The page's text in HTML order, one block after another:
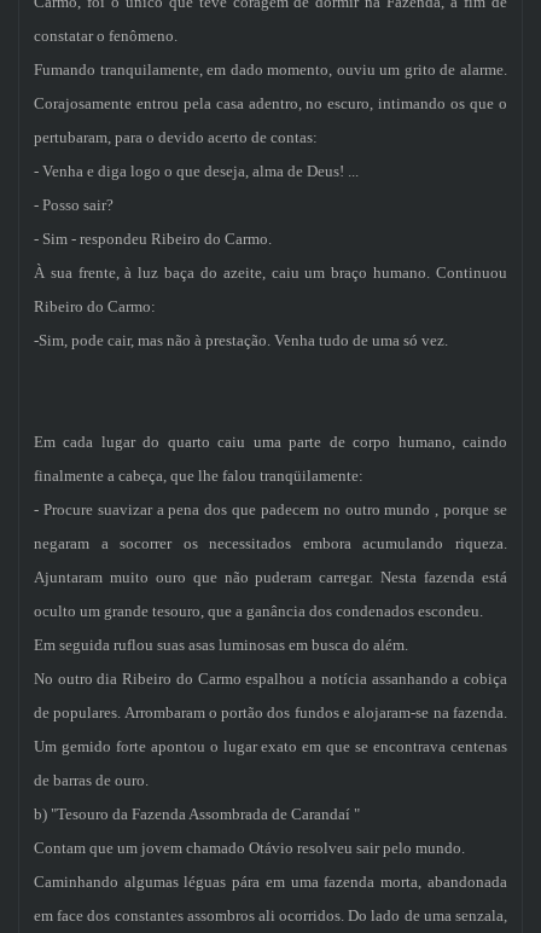
constatar o fenômeno.
Fumando tranquilamente, em dado momento, ouviu um grito de alarme.
Corajosamente entrou pela casa adentro, no escuro, intimando os que o
pertubaram, para o devido acerto de contas:
- Venha e diga logo o que deseja, alma de Deus! ...
- Posso sair?
- Sim - respondeu Ribeiro do Carmo.
À sua frente, à luz baça do azeite, caiu um braço humano. Continuou
Ribeiro do Carmo:
-Sim, pode cair, mas não à prestação. Venha tudo de uma só vez.
Em cada lugar do quarto caiu uma parte de corpo humano, caindo
finalmente a cabeça, que lhe falou tranqüilamente:
- Procure suavizar a pena dos que padecem no outro mundo , porque se
negaram a socorrer os necessitados embora acumulando riqueza.
Ajuntaram muito ouro que não puderam carregar. Nesta fazenda está
oculto um grande tesouro, que a ganância dos condenados escondeu.
Em seguida ruflou suas asas luminosas em busca do além.
No outro dia Ribeiro do Carmo espalhou a notícia assanhando a cobiça
de populares. Arrombaram o portão dos fundos e alojaram-se na fazenda.
Um gemido forte apontou o lugar exato em que se encontrava centenas
de barras de ouro.
b) "Tesouro da Fazenda Assombrada de Carandaí "
Contam que um jovem chamado Otávio resolveu sair pelo mundo.
Caminhando algumas léguas pára em uma fazenda morta, abandonada
em face dos constantes assombros ali ocorridos. Do lado de uma senzala,